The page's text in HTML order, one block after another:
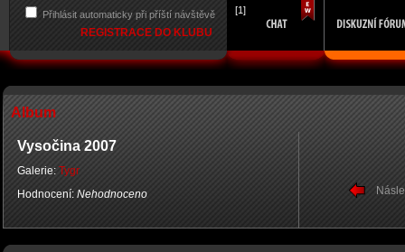
Přihlásit automaticky při příští návštěvě
REGISTRACE DO KLUBU
[1]
Album
Vysočina 2007
Galerie: Tygr
Hodnocení: Nehodnoceno